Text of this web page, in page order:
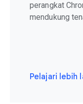
perangkat
mendukung
Pelajari lebih